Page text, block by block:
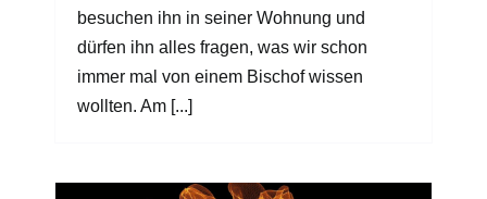
besuchen ihn in seiner Wohnung und
dürfen ihn alles fragen, was wir schon
immer mal von einem Bischof wissen
wollten. Am [...]